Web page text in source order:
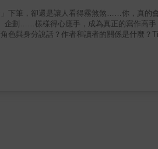
下筆，卻還是讓人看得霧煞煞……你，真的
企劃……樣樣得心應手，成為真正的寫作高手
與身分說話？作者和讀者的關係是什麼？
個主題。Tip3：文章停看聽檢查文章經過整
包裝術經過包裝修飾，可使文章更具吸引力
Tip5：版面編排吸睛術美觀大方的版面設計
目標■貼心引導讀者